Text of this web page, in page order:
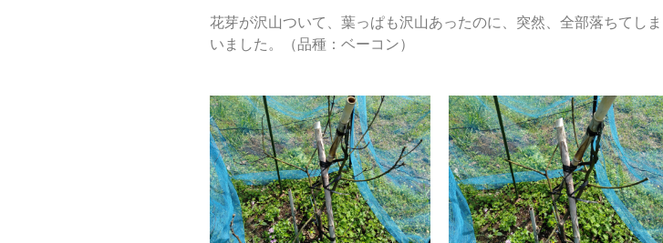
花芽が沢山ついて、葉っぱも沢山あったのに、突然、全部落ちてしま
いました。（品種：ベーコン）